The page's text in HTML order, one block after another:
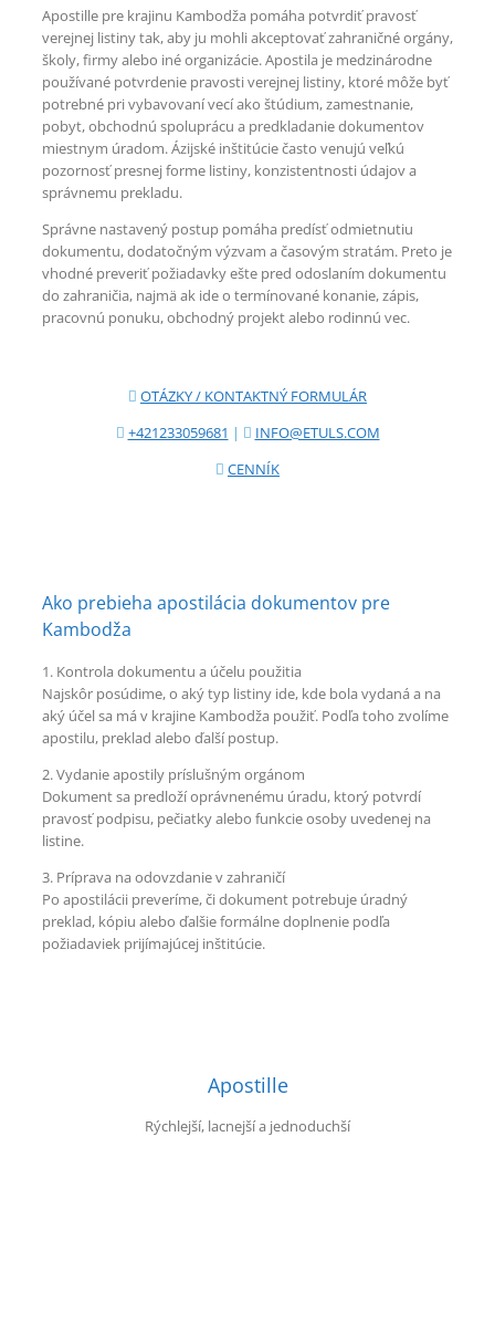
Apostille pre krajinu Kambodža pomáha potvrdiť pravosť
verejnej listiny tak, aby ju mohli akceptovať zahraničné orgány,
školy, firmy alebo iné organizácie. Apostila je medzinárodne
používané potvrdenie pravosti verejnej listiny, ktoré môže byť
potrebné pri vybavovaní vecí ako štúdium, zamestnanie,
pobyt, obchodnú spoluprácu a predkladanie dokumentov
miestnym úradom. Ázijské inštitúcie často venujú veľkú
pozornosť presnej forme listiny, konzistentnosti údajov a
správnemu prekladu.
Správne nastavený postup pomáha predísť odmietnutiu
dokumentu, dodatočným výzvam a časovým stratám. Preto je
vhodné preveriť požiadavky ešte pred odoslaním dokumentu
do zahraničia, najmä ak ide o termínované konanie, zápis,
pracovnú ponuku, obchodný projekt alebo rodinnú vec.
OTÁZKY / KONTAKTNÝ FORMULÁR
+421233059681 |
INFO@ETULS.COM
CENNÍK
Ako prebieha apostilácia dokumentov pre
Kambodža
1. Kontrola dokumentu a účelu použitia
Najskôr posúdime, o aký typ listiny ide, kde bola vydaná a na
aký účel sa má v krajine Kambodža použiť. Podľa toho zvolíme
apostilu, preklad alebo ďalší postup.
2. Vydanie apostily príslušným orgánom
Dokument sa predloží oprávnenému úradu, ktorý potvrdí
pravosť podpisu, pečiatky alebo funkcie osoby uvedenej na
listine.
3. Príprava na odovzdanie v zahraničí
Po apostilácii preveríme, či dokument potrebuje úradný
preklad, kópiu alebo ďalšie formálne doplnenie podľa
požiadaviek prijímajúcej inštitúcie.
Apostille
Rýchlejší, lacnejší a jednoduchší